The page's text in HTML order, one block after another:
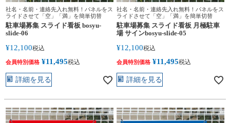
社名・名前・連絡先入れ無料！パネルをス
ライドさせて「空」「満」を簡単切替
駐車場募集 スライド看板 bosyu-
slide-06
¥12,100税込
会員特別価格 ¥11,495税込
詳細を見る
社名・名前・連絡先入れ無料！パネルをス
ライドさせて「空」「満」を簡単切替
駐車場募集 スライド看板 月極駐車
場 サインbosyu-slide-05
¥12,100税込
会員特別価格 ¥11,495税込
詳細を見る